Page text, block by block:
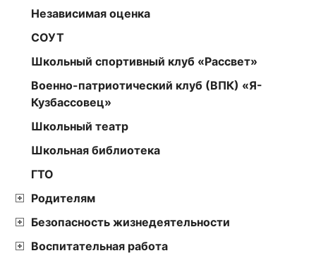
Независимая оценка
СОУТ
Школьный спортивный клуб «Рассвет»
Военно-патриотический клуб (ВПК) «Я-
Кузбассовец»
Школьный театр
Школьная библиотека
ГТО
Родителям
Безопасность жизнедеятельности
Воспитательная работа